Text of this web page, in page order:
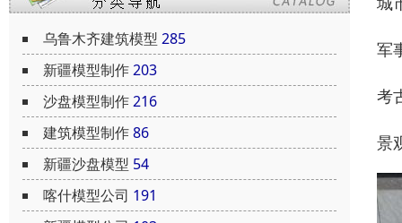
乌鲁木齐建筑模型 285
新疆模型制作203
沙盘模型制作216
建筑模型制作86
新疆沙盘模型 54
喀什模型公司 191
军
考
景